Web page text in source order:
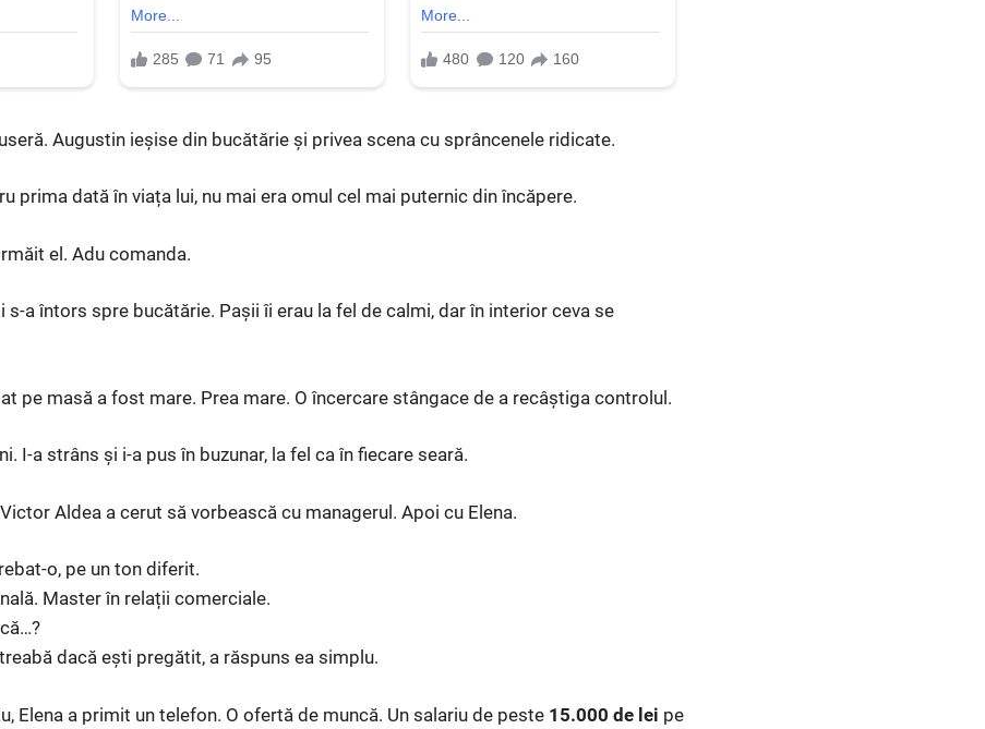
Augustin ieșise din bucătărie și privea scena cu sprâncenele ridicate.
prima dată în viața lui, nu mai era omul cel mai puternic din încăpere.
el. Adu comanda.
s-a întors spre bucătărie. Pașii îi erau la fel de calmi, dar în interior ceva se
pe masă a fost mare. Prea mare. O încercare stângace de a recâștiga controlul.
I-a strâns și i-a pus în buzunar, la fel ca în fiecare seară.
Aldea a cerut să vorbească cu managerul. Apoi cu Elena.
o, pe un ton diferit.
Master în relații comerciale.
dacă ești pregătit, a răspuns ea simplu.
Elena a primit un telefon. O ofertă de muncă. Un salariu de peste 15.000 de lei pe